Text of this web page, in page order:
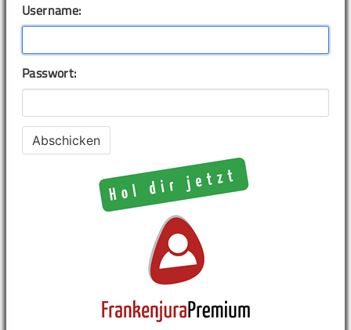
Username:
Passwort: